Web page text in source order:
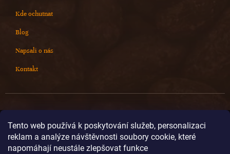
Tento web používá k poskytování služeb, personalizaci
reklam a analýze návštěvnosti soubory cookie, které
napomáhají neustále zlepšovat funkce
Kde ochutnat
Blog
Napsali o nás
Kontakt
info@cokoladovnajanek.cz